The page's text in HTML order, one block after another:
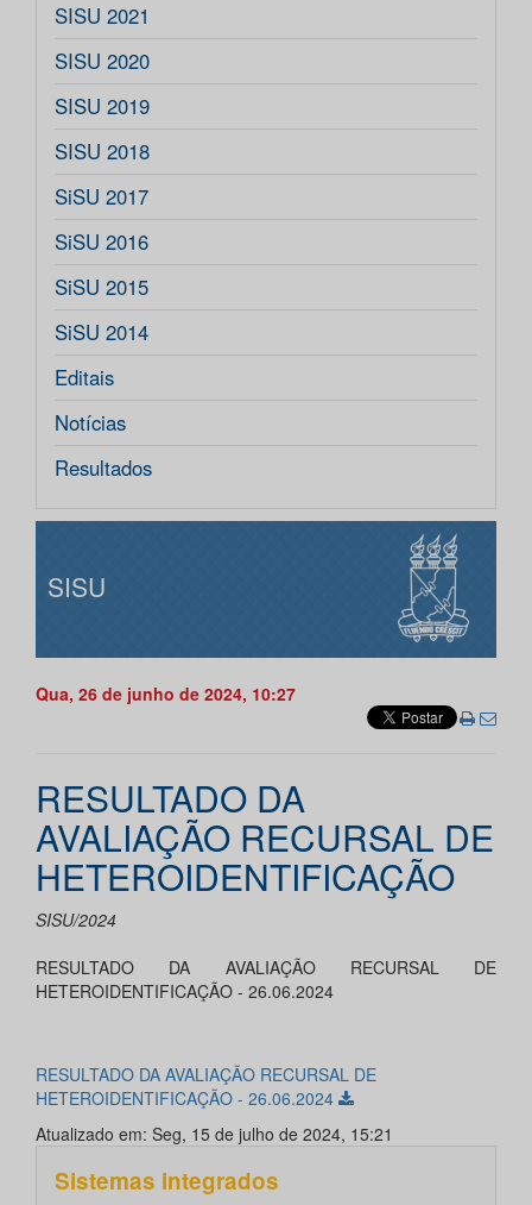
SISU 2021
SISU 2020
SISU 2019
SISU 2018
SiSU 2017
SiSU 2016
SiSU 2015
SiSU 2014
Editais
Notícias
Resultados
SISU
Qua, 26 de junho de 2024, 10:27
RESULTADO DA
AVALIAÇÃO RECURSAL DE
HETEROIDENTIFICAÇÃO
SISU/2024
RESULTADO DA AVALIAÇÃO RECURSAL DE
HETEROIDENTIFICAÇÃO - 26.06.2024
RESULTADO DA AVALIAÇÃO RECURSAL DE
HETEROIDENTIFICAÇÃO - 26.06.2024
Atualizado em: Seg, 15 de julho de 2024, 15:21
Sistemas integrados